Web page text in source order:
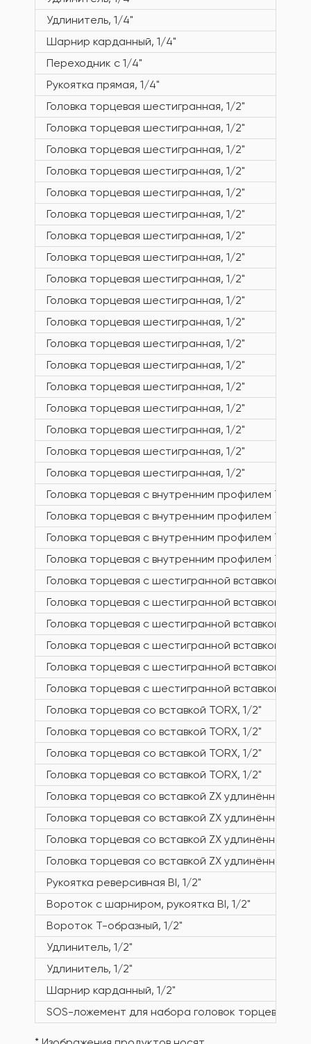
Удлинитель, 1/4"
Шарнир карданный, 1/4"
Переходник с 1/4"
Рукоятка прямая, 1/4"
Головка торцевая шестигранная, 1/2"
Головка торцевая шестигранная, 1/2"
Головка торцевая шестигранная, 1/2"
Головка торцевая шестигранная, 1/2"
Головка торцевая шестигранная, 1/2"
Головка торцевая шестигранная, 1/2"
Головка торцевая шестигранная, 1/2"
Головка торцевая шестигранная, 1/2"
Головка торцевая шестигранная, 1/2"
Головка торцевая шестигранная, 1/2"
Головка торцевая шестигранная, 1/2"
Головка торцевая шестигранная, 1/2"
Головка торцевая шестигранная, 1/2"
Головка торцевая шестигранная, 1/2"
Головка торцевая шестигранная, 1/2"
Головка торцевая шестигранная, 1/2"
Головка торцевая шестигранная, 1/2"
Головка торцевая шестигранная, 1/2"
Головка торцевая с внутренним профилем TORX,
Головка торцевая с внутренним профилем TORX,
Головка торцевая с внутренним профилем TORX,
Головка торцевая с внутренним профилем TORX,
Головка торцевая с шестигранной вставкой, 1/2"
Головка торцевая с шестигранной вставкой, 1/2"
Головка торцевая с шестигранной вставкой, 1/2"
Головка торцевая с шестигранной вставкой, 1/2"
Головка торцевая с шестигранной вставкой, 1/2"
Головка торцевая с шестигранной вставкой, 1/2"
Головка торцевая со вставкой TORX, 1/2"
Головка торцевая со вставкой TORX, 1/2"
Головка торцевая со вставкой TORX, 1/2"
Головка торцевая со вставкой TORX, 1/2"
Головка торцевая со вставкой ZX удлинённой, 1/
Головка торцевая со вставкой ZX удлинённой, 1/
Головка торцевая со вставкой ZX удлинённой, 1/
Головка торцевая со вставкой ZX удлинённой, 1/
Рукоятка реверсивная BI, 1/2"
Вороток с шарниром, рукоятка BI, 1/2"
Вороток Т-образный, 1/2"
Удлинитель, 1/2"
Удлинитель, 1/2"
Шарнир карданный, 1/2"
SOS-ложемент для набора головок торцевых с